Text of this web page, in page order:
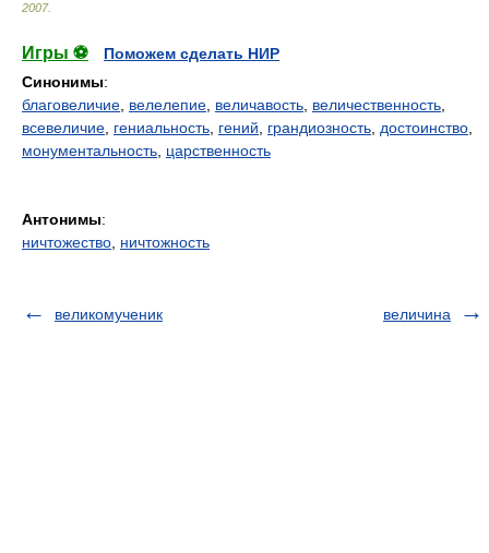
2007.
Игры ⚽
Поможем сделать НИР
Синонимы:
благовеличие велелепие величавость величественность
всевеличие гениальность гений грандиозность достоинство
монументальность царственность
Антонимы:
ничтожество ничтожность
великомученик величина